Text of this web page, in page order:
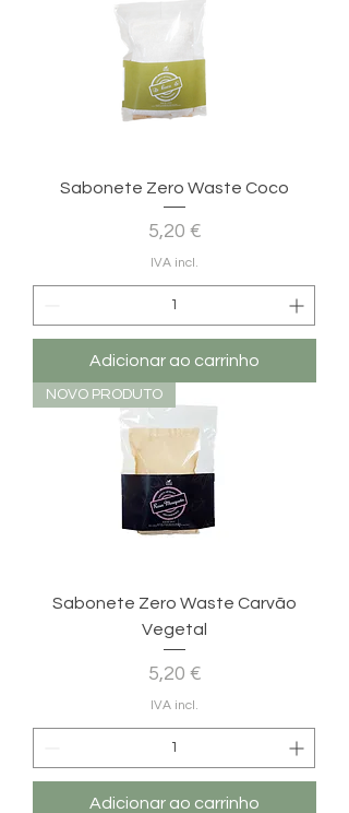
Sabonete Zero Waste Coco
Preço
5,20 €
IVA incl.
Adicionar ao carrinho
NOVO PRODUTO
Sabonete Zero Waste Carvão
Vegetal
Preço
5,20 €
IVA incl.
Adicionar ao carrinho